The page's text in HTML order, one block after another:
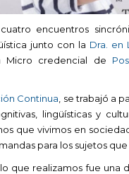
encuentros
junto con la Dra. en
Micro credencial de
Continua , se trabajó a
lingüísticas y
que vivimos en
para los sujetos
que realizamos fue una